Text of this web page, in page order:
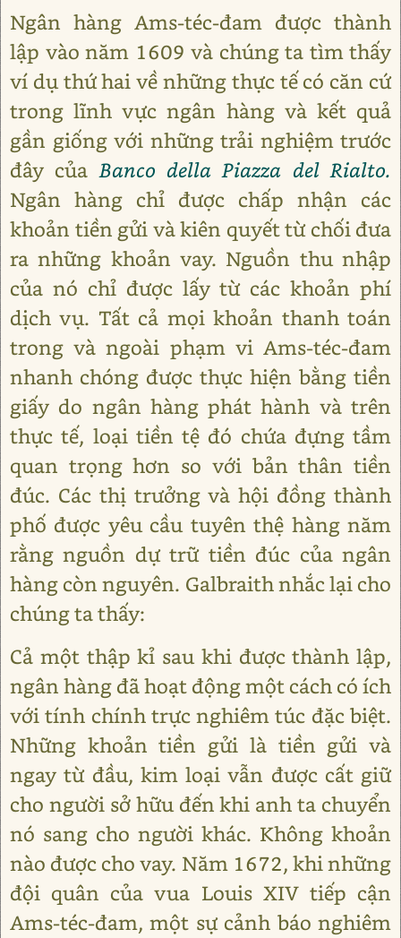
Ngân hàng Ams-téc-đam được thành
lập vào năm 1609 và chúng ta tìm thấy
ví dụ thứ hai về những thực tế có căn cứ
trong lĩnh vực ngân hàng và kết quả
gần giống với những trải nghiệm trước
đây củaBanco della Piazza del Rialto.
Ngân hàng chỉ được chấp nhận các
khoản tiền gửi và kiên quyết từ chối đưa
ra những khoản vay. Nguồn thu nhập
của nó chỉ được lấy từ các khoản phí
dịch vụ. Tất cả mọi khoản thanh toán
trong và ngoài phạm vi Ams-téc-đam
nhanh chóng được thực hiện bằng tiền
giấy do ngân hàng phát hành và trên
thực tế, loại tiền tệ đó chứa đựng tầm
quan trọng hơn so với bản thân tiền
đúc. Các thị trưởng và hội đồng thành
phố được yêu cầu tuyên thệ hàng năm
rằng nguồn dự trữ tiền đúc của ngân
hàng còn nguyên. Galbraith nhắc lại cho
chúng ta thấy:
Cả một thập kỉ sau khi được thành lập,
ngân hàng đã hoạt động một cách có ích
với tính chính trực nghiêm túc đặc biệt.
Những khoản tiền gửi là tiền gửi và
ngay từ đầu, kim loại vẫn được cất giữ
cho người sở hữu đến khi anh ta chuyển
nó sang cho người khác. Không khoản
nào được cho vay. Năm 1672, khi những
đội quân của vua Louis XIV tiếp cận
Ams-téc-đam, một sự cảnh báo nghiêm